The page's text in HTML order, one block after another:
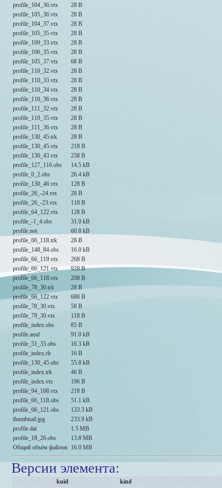
profile_104_36.vtx
28 B
profile_105_36.vtx
28 B
profile_104_37.vtx
28 B
profile_105_35.vtx
28 B
profile_109_33.vtx
28 B
profile_106_35.vtx
28 B
profile_105_37.vtx
68 B
profile_110_32.vtx
28 B
profile_110_33.vtx
28 B
profile_110_34.vtx
28 B
profile_110_36.vtx
28 B
profile_111_32.vtx
28 B
profile_110_35.vtx
28 B
profile_111_36.vtx
28 B
profile_130_45.trk
28 B
profile_130_45.vtx
218 B
profile_130_43.vtx
258 B
profile_127_116.obs
14.5 kB
profile_0_2.obs
26.4 kB
profile_130_46.vtx
128 B
profile_26_-24.vtx
28 B
profile_26_-23.vtx
118 B
profile_64_122.vtx
128 B
profile_-1_4.obs
31.0 kB
profile.not
60.8 kB
profile_66_118.trk
28 B
profile_148_84.obs
16.0 kB
profile_66_119.vtx
268 B
profile_66_121.vtx
928 B
profile_66_118.vtx
208 B
profile_78_30.trk
28 B
profile_66_122.vtx
688 B
profile_78_30.vtx
58 B
profile_79_30.vtx
118 B
profile_index.obs
85 B
profile.amd
91.0 kB
profile_51_35.obs
16.3 kB
profile_index.rlr
16 B
profile_130_45.obs
55.8 kB
profile_index.trk
46 B
profile_index.vtx
196 B
profile_94_108.vtx
218 B
profile_66_118.obs
51.1 kB
profile_66_121.obs
133.3 kB
thumbnail.jpg
233.9 kB
profile.dat
1.5 MB
profile_18_26.obs
13.8 MB
Общий объём файлов: 16.0 MB
Версии элемента:
kuid
kind